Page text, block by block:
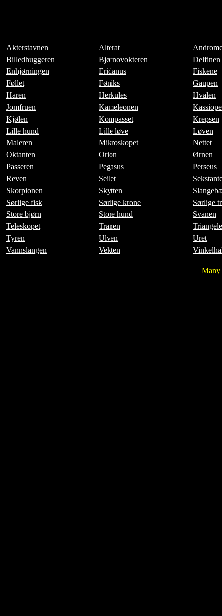
Akterstavnen Alterat
Billedhuggeren
Bjørnovokteren
Delfinen
Enhjørningen
Eridanus
Fiskene
Føllet
Føniks
Gaupen
Haren
Herkules
Hvalen
Jomfruen
Kameleonen
Kjølen
Kompasset
Krepsen
Lille hund
Lille løve
Løven
Maleren
Mikroskopet
Nettet
Oktanten
Orion
Ørnen
Passeren
Pegasus
Perseus
Reven
Seilet
Skorpionen
Skytten
Sørlige fisk
Sørlige krone
Sørlige
Store bjørn
Store hund
Svanen
Teleskopet
Tranen
Tyren
Ulven
Uret
Vannslangen
Vekten
Many